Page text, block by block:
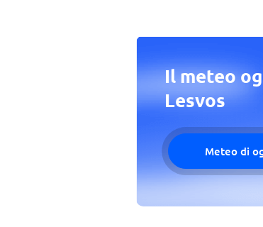
Il meteo
Lesvos
Meteo di